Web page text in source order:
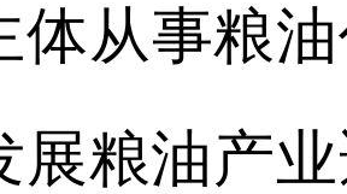
体从事粮
展粮油产